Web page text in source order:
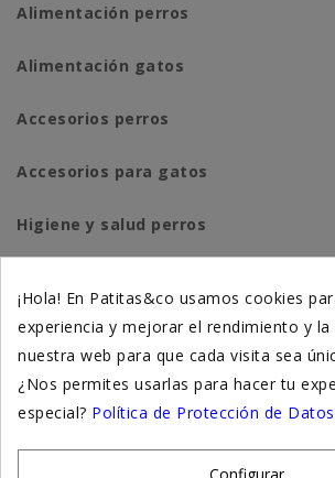
Alimentación perros
Alimentación gatos
Accesorios perros
Accesorios para gatos
Higiene y salud perros
Suplementación natural
Otros
¡Hola! En Patitas&co usamos cookies
experiencia y mejorar el rendimiento y la
nuestra web para que cada visita sea
¿Nos permites usarlas para hacer tu
especial? Política de Protección de Datos